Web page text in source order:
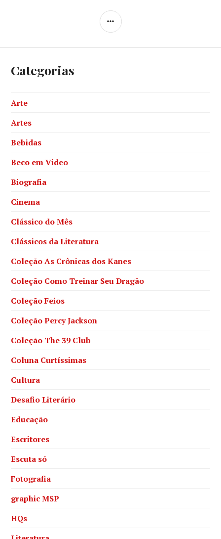
SIDEBAR
Categorias
Arte
Artes
Bebidas
Beco em Video
Biografia
Cinema
Clássico do Mês
Clássicos da Literatura
Coleção As Crônicas dos Kanes
Coleção Como Treinar Seu Dragão
Coleção Feios
Coleção Percy Jackson
Coleção The 39 Club
Coluna Curtíssimas
Cultura
Desafio Literário
Educação
Escritores
Escuta só
Fotografia
graphic MSP
HQs